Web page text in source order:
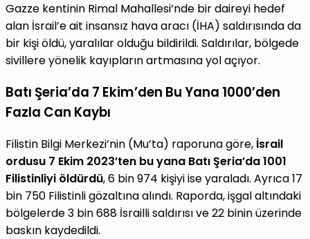
Gazze kentinin Rimal Mahallesi’nde bir daireyi hedef
alan İsrail’e ait insansız hava aracı (İHA) saldırısında da
bir kişi öldü, yaralılar olduğu bildirildi. Saldırılar, bölgede
sivillere yönelik kayıpların artmasına yol açıyor.
Batı Şeria’da 7 Ekim’den Bu Yana 1000’den
Fazla Can Kaybı
Filistin Bilgi Merkezi’nin (Mu’ta) raporuna göre, İsrail
ordusu 7 Ekim 2023’ten bu yana Batı Şeria’da 1001
Filistinliyi öldürdü, 6 bin 974 kişiyi ise yaraladı. Ayrıca 17
bin 750 Filistinli gözaltına alındı. Raporda, işgal altındaki
bölgelerde 3 bin 688 İsrailli saldırısı ve 22 binin üzerinde
baskın kaydedildi.